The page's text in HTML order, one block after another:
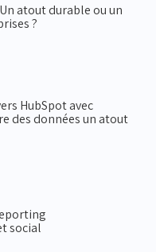
atout durable ou un
?
HubSpot avec
des données un atout
social